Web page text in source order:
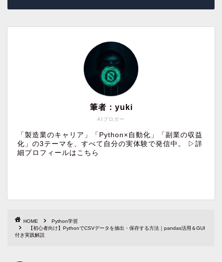
AIブロガー
筆者：yuki
「製造業のキャリア」「Python×自動化」「副業の収益
化」の3テーマを、すべて自分の実体験で発信中。
▷詳
細プロフィールはこちら
HOME
Python学習
【初心者向け】PythonでCSVデータを抽出・保存する方法｜pandas活用＆GUI
付き実践解説